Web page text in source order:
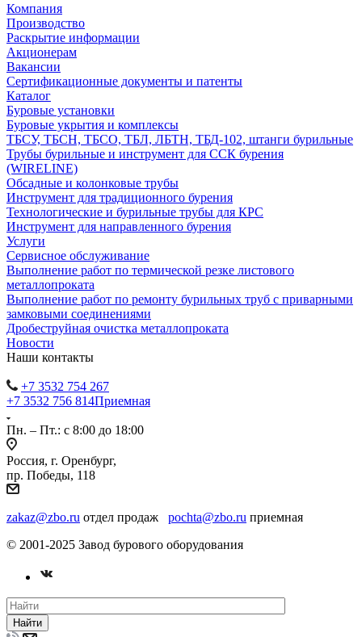
Компания
Производство
Раскрытие информации
Акционерам
Вакансии
Сертификационные документы и патенты
Каталог
Буровые установки
Буровые укрытия и комплексы
ТБСУ, ТБСН, ТБСО, ТБЛ, ЛБТН, ТБД-102, штанги бурильные
Трубы бурильные и инструмент для ССК бурения
(WIRELINE)
Обсадные и колонковые трубы
Инструмент для традиционного бурения
Технологические и бурильные трубы для КРС
Инструмент для направленного бурения
Услуги
Сервисное обслуживание
Выполнение работ по термической резке листового
металлопроката
Выполнение работ по ремонту бурильных труб с приварными
замковыми соединениями
Дробеструйная очистка металлопроката
Новости
Наши контакты
+7 3532 754 267
+7 3532 756 814Приемная
Пн. – Пт.: с 8:00 до 18:00
Россия, г. Оренбург,
пр. Победы, 118
zakaz@zbo.ru отдел продаж pochta@zbo.ru приемная
© 2001-2025 Завод бурового оборудования
Найти